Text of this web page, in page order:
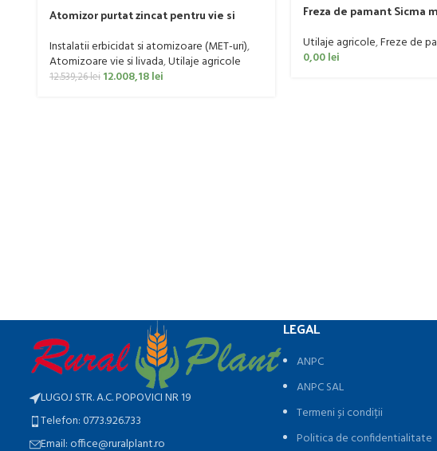
Atomizor purtat zincat pentru vie si
Instalatii erbicidat si atomizoare (MET-uri),
Atomizoare vie si livada,Utilaje agricole
12.539,26lei 12.008,18lei
Freza de pamant Sicma
Utilaje agricole,Freze de
0,00lei
LUGOJ STR. A.C. POPOVICI NR 19
Telefon: 0773.926.733
Email: office@ruralplant.ro
LEGAL
ANPC
ANPC SAL
Termeni și condiții
Politica de confidentialitate